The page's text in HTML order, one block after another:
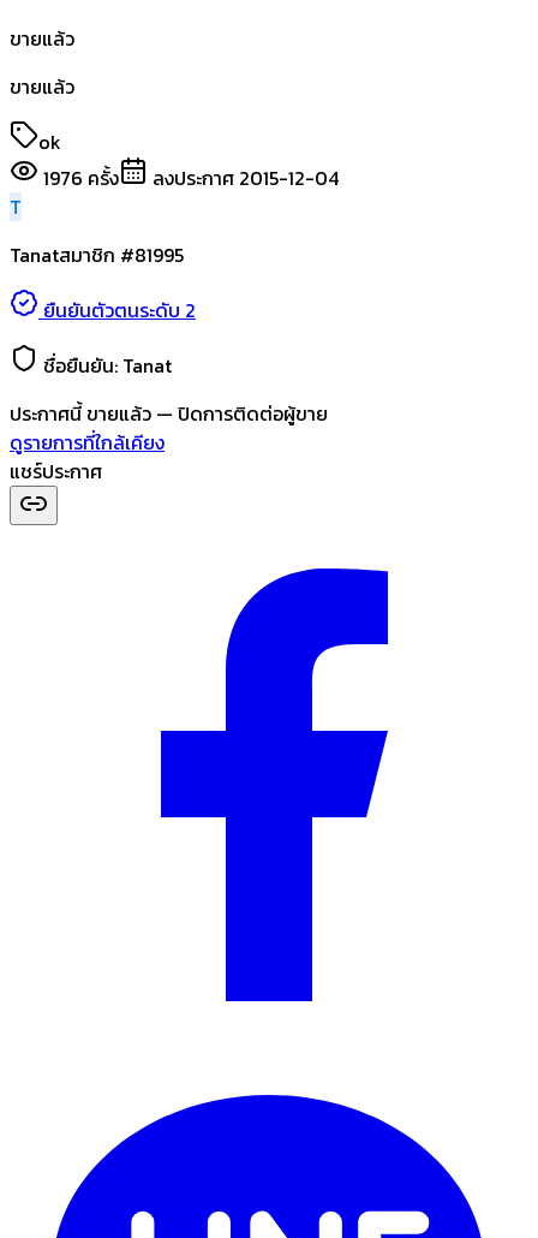
ขายแล้ว
ขายแล้ว
ok
1976 ครั้ง ลงประกาศ 2015-12-04
T
Tanatสมาชิก #81995
ยืนยันตัวตนระดับ 2
ชื่อยืนยัน: Tanat
ประกาศนี้ขายแล้ว — ปิดการติดต่อผู้ขาย
ดูรายการที่ใกล้เคียง
แชร์ประกาศ